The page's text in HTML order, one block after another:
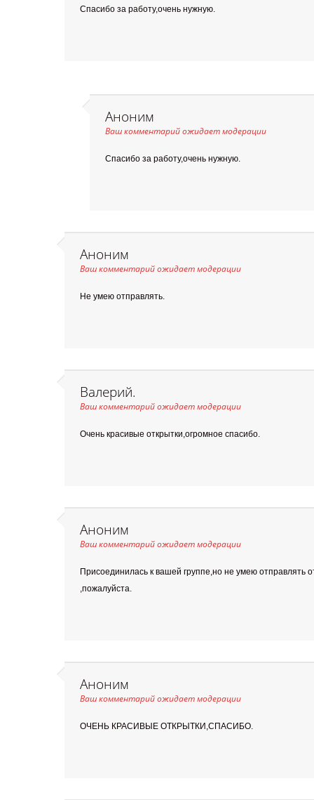
Спасибо за работу,очень нужную.
Аноним
Ваш комментарий ожидает модерации
Спасибо за работу,очень нужную.
Аноним
Ваш комментарий ожидает модерации
Не умею отправлять.
Валерий.
Ваш комментарий ожидает модерации
Очень красивые открытки,огромное спасибо.
Аноним
Ваш комментарий ожидает модерации
Присоединилась к вашей группе,но не умею отправлять
,пожалуйста.
Аноним
Ваш комментарий ожидает модерации
ОЧЕНЬ КРАСИВЫЕ ОТКРЫТКИ,СПАСИБО.